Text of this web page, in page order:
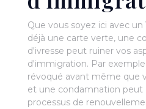
Que vous soyez ici avec
déjà une carte verte, une
d'ivresse peut ruiner vos
d'immigration. Par
révoqué avant même que
et une condamnation peut
processus de